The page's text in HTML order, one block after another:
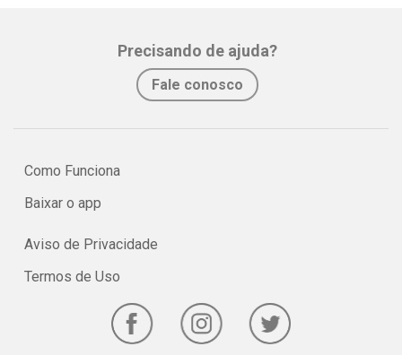
Precisando de ajuda?
Fale conosco
Como Funciona
Baixar o app
Aviso de Privacidade
Termos de Uso